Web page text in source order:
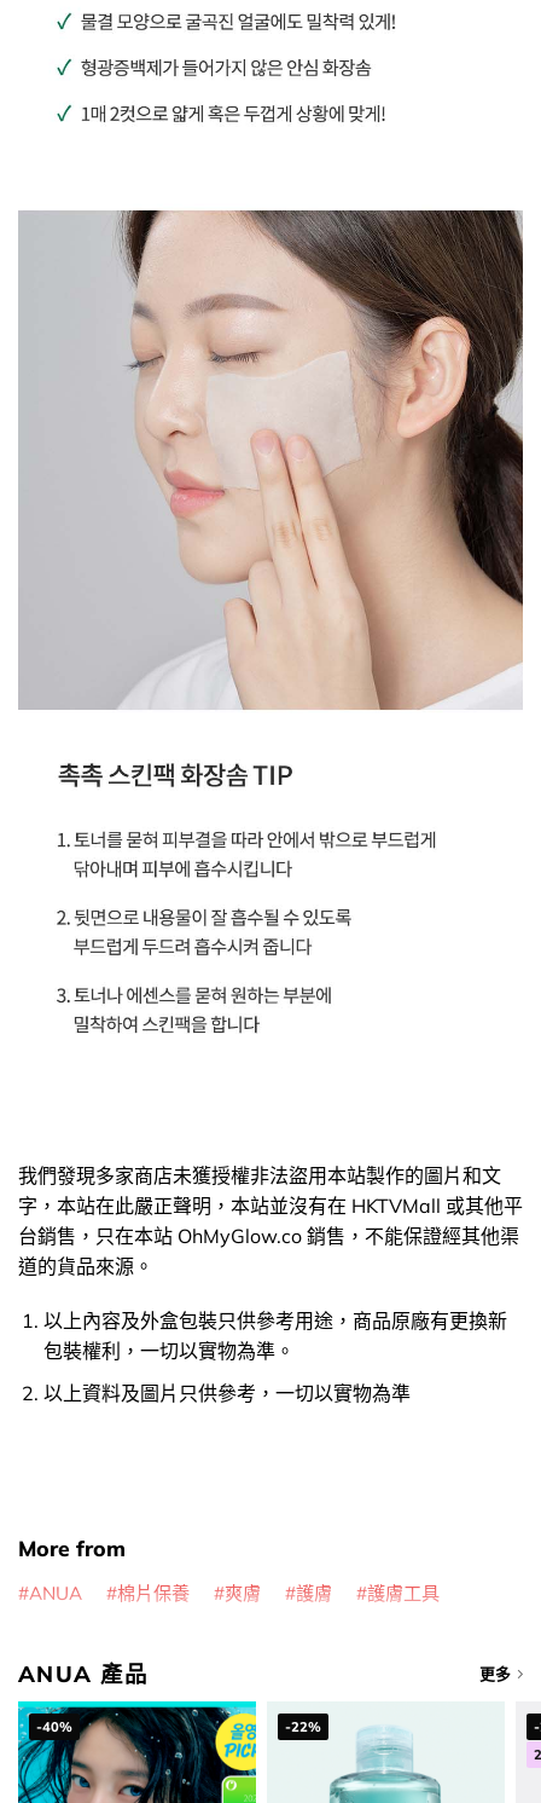
我們發現多家商店未獲授權非法盜用本站製作的圖片和文
字，本站在此嚴正聲明，本站並沒有在 HKTVMall 或其他平
台銷售，只在本站 OhMyGlow.co 銷售，不能保證經其他渠
道的貨品來源。
以上內容及外盒包裝只供參考用途，商品原廠有更換新
包裝權利，一切以實物為準。
以上資料及圖片只供參考，一切以實物為準
More from
ANUA 棉片保養 爽膚 護膚 護膚工具
ANUA 產品 更多
-40% -22%